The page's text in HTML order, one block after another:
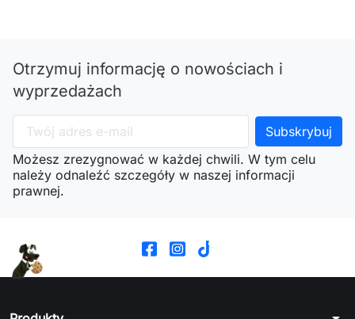
Otrzymuj informację o nowościach i
wyprzedażach
Możesz zrezygnować w każdej chwili. W tym celu
należy odnaleźć szczegóły w naszej informacji
prawnej.